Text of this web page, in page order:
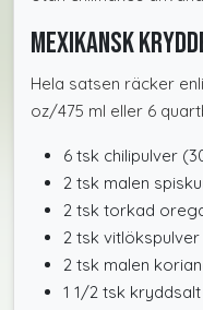
Mexikansk
Hela satsen räcker
oz/475 ml eller 6
6 tsk chilipulver
2 tsk malen
2 tsk torkad
2 tsk vitlökspulver
2 tsk malen
1 1/2 tsk